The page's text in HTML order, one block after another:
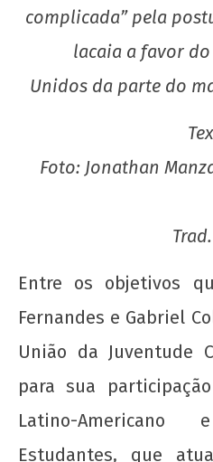
Jovens brasileiros
povo do governo de
de
maio
de
2019
admin
complicada” pela
lacaia a favor
Unidos da parte do
Foto: Jonathan
Entre os objetivos
Fernandes e Gabriel
União da Juventude
para sua
Latino-
Estudantes, que